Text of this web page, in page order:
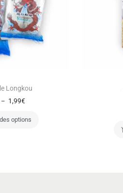
Longkou
– 1,99€
options